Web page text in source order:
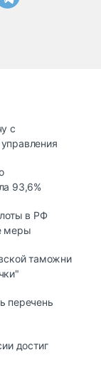
с
93,6%
в РФ
меры
таможни
перечень
достиг